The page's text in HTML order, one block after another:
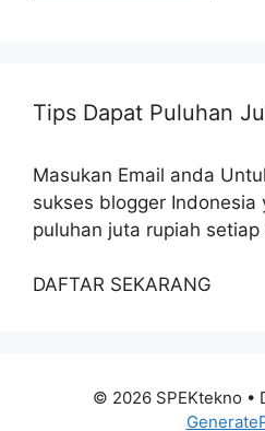
Tips Dapat Puluhan
Masukan Email anda
sukses blogger Indonesia
puluhan juta rupiah setiap
DAFTAR SEKARANG
© 2026 SPEKtekno •